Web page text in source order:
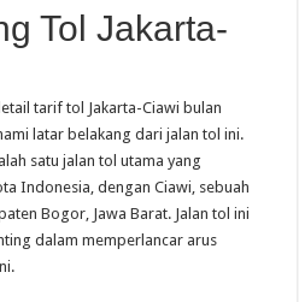
Tol Jakarta-
tarif tol Jakarta-Ciawi bulan
latar belakang dari jalan tol ini.
satu jalan tol utama yang
Indonesia, dengan Ciawi, sebuah
Bogor, Jawa Barat. Jalan tol ini
dalam memperlancar arus